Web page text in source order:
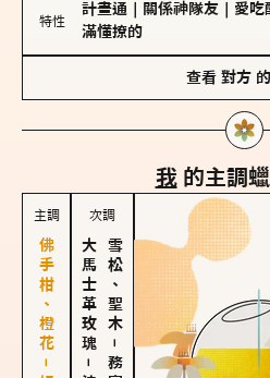
特性
計畫通 關係神隊友 愛吃
滿懂撩的
查看 對方
我 的主調
主調
佛手柑、橙花－好友型
次調
大馬士革玫瑰
－
雪松、聖木
－